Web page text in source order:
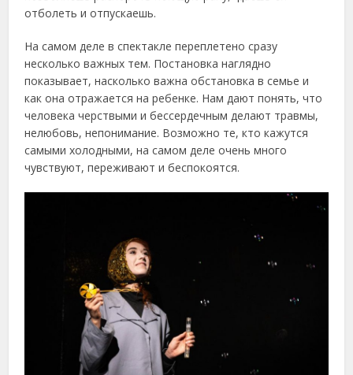
отболеть и отпускаешь.
На самом деле в спектакле переплетено сразу
несколько важных тем. Постановка наглядно
показывает, насколько важна обстановка в семье и
как она отражается на ребенке. Нам дают понять, что
человека черствыми и бессердечным делают травмы,
нелюбовь, непонимание. Возможно те, кто кажутся
самыми холодными, на самом деле очень много
чувствуют, переживают и беспокоятся.